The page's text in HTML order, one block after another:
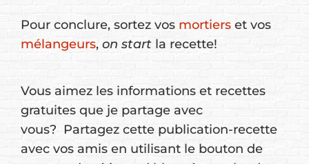
Pour conclure, sortez vos mortiers et vos
mélangeurs, on start la recette!
Vous aimez les informations et recettes
gratuites que je partage avec
vous? Partagez cette publication-recette
avec vos amis en utilisant le bouton de